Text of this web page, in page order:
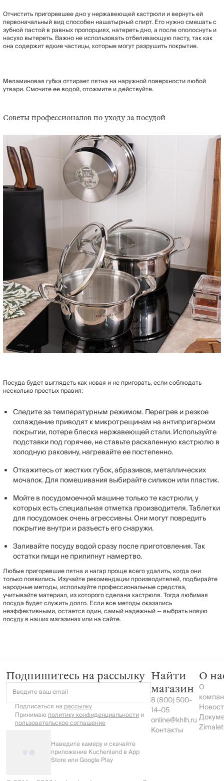
Отчистить пригоревшее дно у нержавеющей кастрюли и вернуть ей
первоначальный вид способен нашатырный спирт. Его нужно смешать с
зубной пастой в равных пропорциях, натереть дно, а после ополоснуть и
насухо вытереть. Важно не использовать отбеливающую пасту, так как
она содержит едкие частицы, которые могут разрушить покрытие.
Меламиновая губка оттирает пятна на наружной поверхности любой
утвари. Смочите ее водой, отожмите и действуйте.
Советы профессионалов по уходу за посудой
Посуда будет выглядеть как новая и не пригорать, если соблюдать
несколько простых правил:
Следите за температурным режимом. Перегрев и резкое
охлаждение приводят к микротрещинам на антипригарном
покрытии, потере блеска нержавеющей стали. Используйте
подставки под горячее, не ставьте раскаленную кастрюлю в
холодную раковину, нагревайте ее постепенно.
Откажитесь от жестких губок, абразивов, металлических
мочалок. Для помешивания выбирайте силикон или пластик.
Мойте в посудомоечной машине только те кастрюли, у
которых есть специальная отметка производителя. Таблетки
для посудомоек очень агрессивны. Они могут повредить
покрытие внутри и разъесть его снаружи.
Заливайте посуду водой сразу после приготовления. Так
остатки пищи не прилипнут намертво.
Любые пригоревшие пятна и нагар проще всего удалить, когда они
только появились. Изучайте рекомендации производителей, подбирайте
народные методы, используйте профессиональные средства,
учитывайте материал, из которого сделана кастрюля. Тогда любимая
посуда будет служить долго. Если все методы оказались
неэффективными, остается один, самый надежный — выбрать новую
посуду в наших магазинах или на сайте.
Подпишитесь на рассылку
Введите ваш email
Подписаться на рассылку
Принимаюполитику конфиденциальностии
пользовательское соглашение
Наведите камеру и скачайте
приложение Kuchenland в App
Store или Google Play
Найти
магазин
8 (800) 500-
14-05
online@khlh.ru
Контакты
О
О